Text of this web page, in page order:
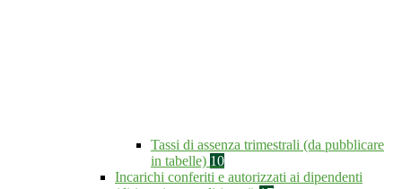
Tassi di assenza trimestrali (da pubblicare
in tabelle) 10
Incarichi conferiti e autorizzati ai dipendenti